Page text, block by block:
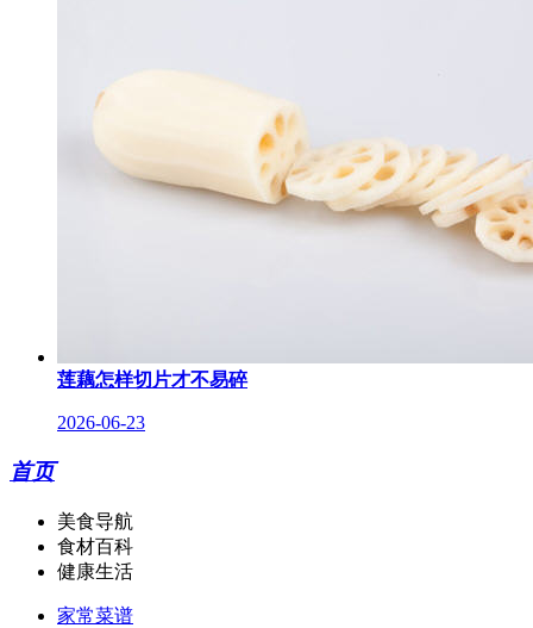
莲藕怎样切片才不易碎
2026-06-23
首页
美食导航
食材百科
健康生活
家常菜谱